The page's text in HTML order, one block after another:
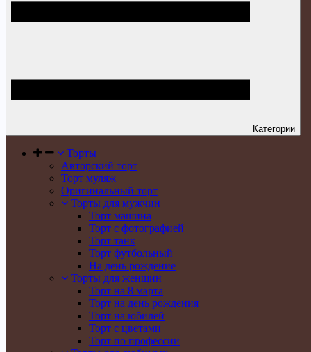
Категории
Торты
Авторский торт
Торт муляж
Оригинальный торт
Торты для мужчин
Торт машина
Торт с фотографией
Торт танк
Торт футбольный
На день рождение
Торты для женщин
Торт на 8 марта
Торт на день рождения
Торт на юбилей
Торт с цветами
Торт по профессии